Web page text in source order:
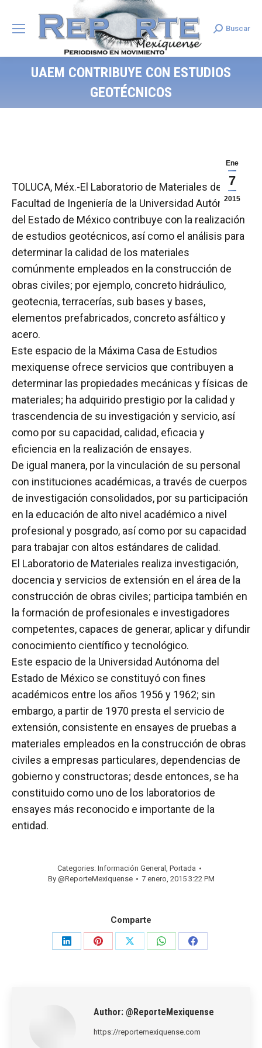
Search:
Buscar
UAEM CONTRIBUYE CON ESTUDIOS
GEOTÉCNICOS
Ene
7
2015
TOLUCA, Méx.-El Laboratorio de Materiales de la
Facultad de Ingeniería de la Universidad Autónoma
del Estado de México contribuye con la realización
de estudios geotécnicos, así como el análisis para
determinar la calidad de los materiales
comúnmente empleados en la construcción de
obras civiles; por ejemplo, concreto hidráulico,
geotecnia, terracerías, sub bases y bases,
elementos prefabricados, concreto asfáltico y
acero.
Este espacio de la Máxima Casa de Estudios
mexiquense ofrece servicios que contribuyen a
determinar las propiedades mecánicas y físicas de
materiales; ha adquirido prestigio por la calidad y
trascendencia de su investigación y servicio, así
como por su capacidad, calidad, eficacia y
eficiencia en la realización de ensayes.
De igual manera, por la vinculación de su personal
con instituciones académicas, a través de cuerpos
de investigación consolidados, por su participación
en la educación de alto nivel académico a nivel
profesional y posgrado, así como por su capacidad
para trabajar con altos estándares de calidad.
El Laboratorio de Materiales realiza investigación,
docencia y servicios de extensión en el área de la
construcción de obras civiles; participa también en
la formación de profesionales e investigadores
competentes, capaces de generar, aplicar y difundir
conocimiento científico y tecnológico.
Este espacio de la Universidad Autónoma del
Estado de México se constituyó con fines
académicos entre los años 1956 y 1962; sin
embargo, a partir de 1970 presta el servicio de
extensión, consistente en ensayes de pruebas a
materiales empleados en la construcción de obras
civiles a empresas particulares, dependencias de
gobierno y constructoras; desde entonces, se ha
constituido como uno de los laboratorios de
ensayes más reconocido e importante de la
entidad.
Categories: Información General , Portada
By @ReporteMexiquense 7 enero, 2015 3:22 PM
Comparte
Share
Share
Share
Share
Share
Author: @ReporteMexiquense
https://reportemexiquense.com